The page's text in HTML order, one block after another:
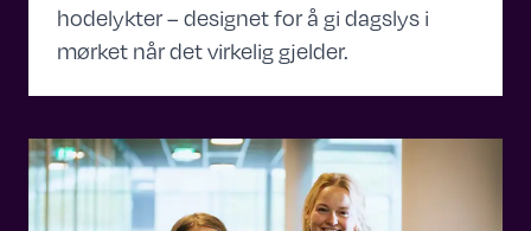
hodelykter – designet for å gi dagslys i
mørket når det virkelig gjelder.